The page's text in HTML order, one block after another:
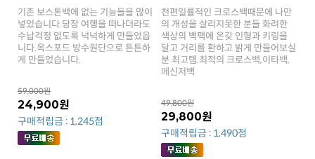
게 만들었습니다.
59,000원
24,900원
구매적립금 : 1,245점
메신저백
49,800원
29,800원
구매적립금 : 1,490점